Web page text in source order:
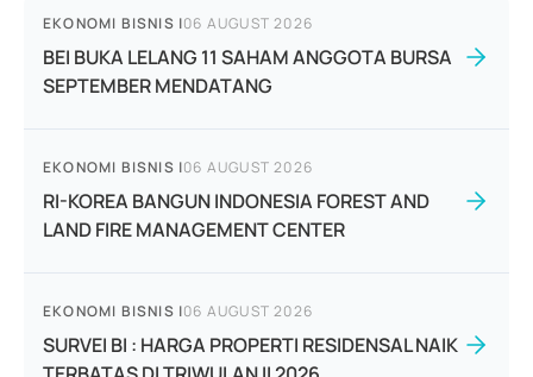
EKONOMI BISNIS |06 AUGUST 2026
BEI BUKA LELANG 11 SAHAM ANGGOTA BURSA
SEPTEMBER MENDATANG
EKONOMI BISNIS |06 AUGUST 2026
RI-KOREA BANGUN INDONESIA FOREST AND
LAND FIRE MANAGEMENT CENTER
EKONOMI BISNIS |06 AUGUST 2026
SURVEI BI : HARGA PROPERTI RESIDENSAL NAIK